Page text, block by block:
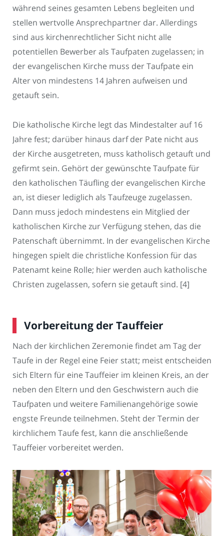
während seines gesamten Lebens begleiten und
stellen wertvolle Ansprechpartner dar. Allerdings
sind aus kirchenrechtlicher Sicht nicht alle
potentiellen Bewerber als Taufpaten zugelassen; in
der evangelischen Kirche muss der Taufpate ein
Alter von mindestens 14 Jahren aufweisen und
getauft sein.
Die katholische Kirche legt das Mindestalter auf 16
Jahre fest; darüber hinaus darf der Pate nicht aus
der Kirche ausgetreten, muss katholisch getauft und
gefirmt sein. Gehört der gewünschte Taufpate für
den katholischen Täufling der evangelischen Kirche
an, ist dieser lediglich als Taufzeuge zugelassen.
Dann muss jedoch mindestens ein Mitglied der
katholischen Kirche zur Verfügung stehen, das die
Patenschaft übernimmt. In der evangelischen Kirche
hingegen spielt die christliche Konfession für das
Patenamt keine Rolle; hier werden auch katholische
Christen zugelassen, sofern sie getauft sind. [4]
Vorbereitung der Tauffeier
Nach der kirchlichen Zeremonie findet am Tag der
Taufe in der Regel eine Feier statt; meist entscheiden
sich Eltern für eine Tauffeier im kleinen Kreis, an der
neben den Eltern und den Geschwistern auch die
Taufpaten und weitere Familienangehörige sowie
engste Freunde teilnehmen. Steht der Termin der
kirchlichem Taufe fest, kann die anschließende
Tauffeier vorbereitet werden.